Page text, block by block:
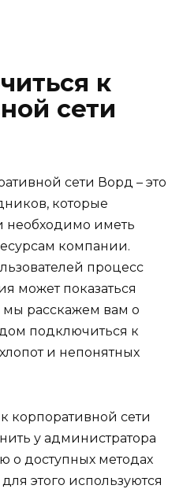
к
сети
сети Ворд – это
которые
необходимо иметь
компании.
процесс
может показаться
мы расскажем вам о
подключиться к
и непонятных
корпоративной сети
у администратора
доступных методах
этого используются